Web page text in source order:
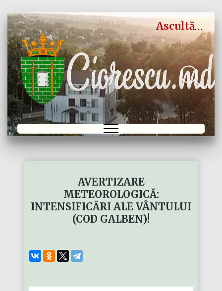
Ascultă
AVERTIZARE
METEOROLOGICĂ:
INTENSIFICĂRI ALE VÂNTULUI
(COD GALBEN)!